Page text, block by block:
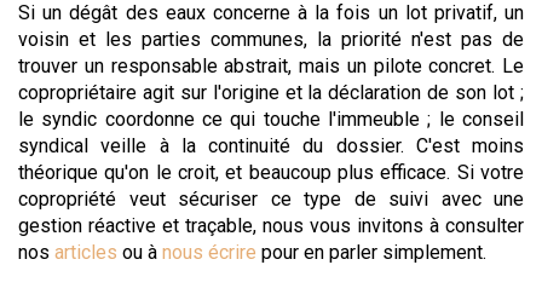
Si un dégât des eaux concerne à la fois un lot privatif, un
voisin et les parties communes, la priorité n'est pas de
trouver un responsable abstrait, mais un pilote concret. Le
copropriétaire agit sur l'origine et la déclaration de son lot ;
le syndic coordonne ce qui touche l'immeuble ; le conseil
syndical veille à la continuité du dossier. C'est moins
théorique qu'on le croit, et beaucoup plus efficace. Si votre
copropriété veut sécuriser ce type de suivi avec une
gestion réactive et traçable, nous vous invitons à consulter
nos articles ou à nous écrire pour en parler simplement.